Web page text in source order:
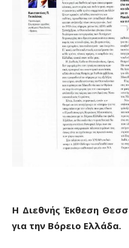
Η Διεθνής Έκθεση
για την Βόρειο Ελλάδα.